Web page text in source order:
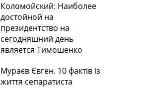
Коломойский: Наиболее
достойной на
президентство на
сегодняшний день
является Тимошенко
Мураєв Євген. 10 фактів із
життя сепаратиста